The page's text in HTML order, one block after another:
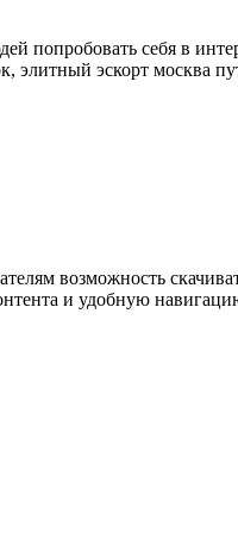
попробовать себя в
элитный эскорт москва
возможность
и удобную